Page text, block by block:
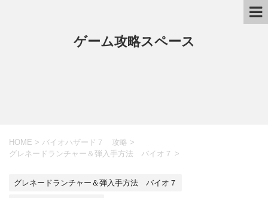
ゲーム攻略スペース
HOME > バイオハザード７ 攻略 >
グレネードランチャー＆弾入手方法 バイオ７ >
グレネードランチャー＆弾入手方法 バイオ７